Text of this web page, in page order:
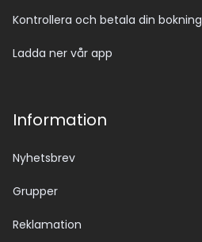
Kontrollera och betala din bokning
Ladda ner vår app
Information
Nyhetsbrev
Grupper
Reklamation